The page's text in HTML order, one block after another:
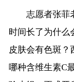
志愿者张菲
时间长了为什么
皮肤会有色斑？
哪种含维生素C